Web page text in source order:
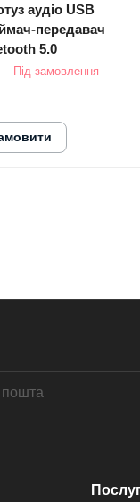
аудіо USB
передавач
5.0
Під замовлення